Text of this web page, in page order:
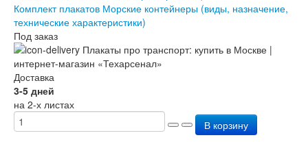
Комплект плакатов Морские контейнеры (виды, назначение,
технические характеристики)
Под заказ
Доставка
3-5 дней
на 2-х листах
В корзину